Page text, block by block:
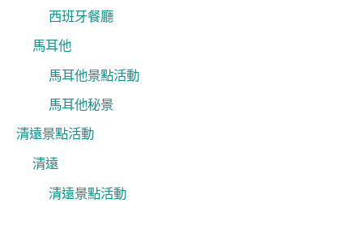
西班牙餐廳
馬耳他
馬耳他景點活動
馬耳他秘景
清遠景點活動
清遠
清遠景點活動